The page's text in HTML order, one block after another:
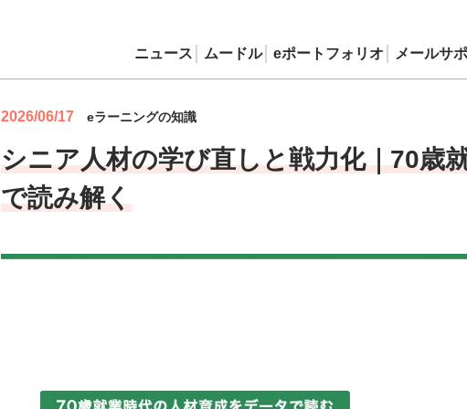
ニュース ムードル eポートフォリオ メールサ
2026/06/17 eラーニングの知識
シニア人材の学び直しと戦力化｜70歳
で読み解く